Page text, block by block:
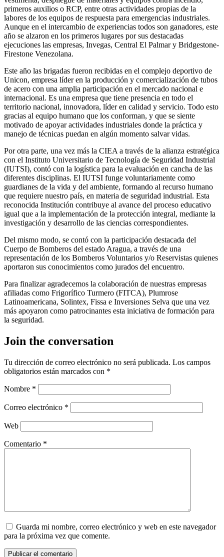
primeros auxilios o RCP, entre otras actividades propias de la
labores de los equipos de respuesta para emergencias industriales.
Aunque en el intercambio de experiencias todos son ganadores, este
año se alzaron en los primeros lugares por sus destacadas
ejecuciones las empresas, Invegas, Central El Palmar y Bridgestone-
Firestone Venezolana.
Este año las brigadas fueron recibidas en el complejo deportivo de
Unicon, empresa líder en la producción y comercialización de tubos
de acero con una amplia participación en el mercado nacional e
internacional. Es una empresa que tiene presencia en todo el
territorio nacional, innovadora, líder en calidad y servicio. Todo esto
gracias al equipo humano que los conforman, y que se siente
motivado de apoyar actividades industriales donde la práctica y
manejo de técnicas puedan en algún momento salvar vidas.
Por otra parte, una vez más la CIEA a través de la alianza estratégica
con el Instituto Universitario de Tecnología de Seguridad Industrial
(IUTSI), contó con la logística para la evaluación en cancha de las
diferentes disciplinas. El IUTSI funge voluntariamente como
guardianes de la vida y del ambiente, formando al recurso humano
que requiere nuestro país, en materia de seguridad industrial. Esta
reconocida Institución contribuye al avance del proceso educativo
igual que a la implementación de la protección integral, mediante la
investigación y desarrollo de las ciencias correspondientes.
Del mismo modo, se contó con la participación destacada del
Cuerpo de Bomberos del estado Aragua, a través de una
representación de los Bomberos Voluntarios y/o Reservistas quienes
aportaron sus conocimientos como jurados del encuentro.
Para finalizar agradecemos la colaboración de nuestras empresas
afiliadas como Frigorífico Turmero (FITCA), Plumrose
Latinoamericana, Solintex, Fissa e Inversiones Selva que una vez
más apoyaron como patrocinantes esta iniciativa de formación para
la seguridad.
Join the conversation
Tu dirección de correo electrónico no será publicada. Los campos
obligatorios están marcados con *
Nombre *
Correo electrónico *
Web
Comentario *
Guarda mi nombre, correo electrónico y web en este navegador
para la próxima vez que comente.